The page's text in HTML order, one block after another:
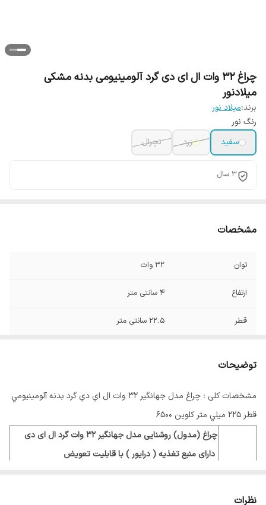
چراغ ۳۲ وات ال ای دی گرد آلومینیومی بدنه مشکی
میلادنور
برند:میلاد نور
رنگ نور
سفید
زرد نچرال
3 سال
مشخصات
توان 32 وات
ارتفاع 4 سانتی متر
قطر 22.5 سانتی متر
توضیحات
مشخصات کلی : چراغ مدل جهانگير 32 وات ال اي دي گرد بدنه آلومينيومي
قطر 225 ميلي متر کلوين 6500
چراغ (مدول) روشنایی مدل جهانگیر 32 وات گرد ال ای دی
دارای منبع تغذیه ( درایور ) با قابلیت تعویض
نظرات